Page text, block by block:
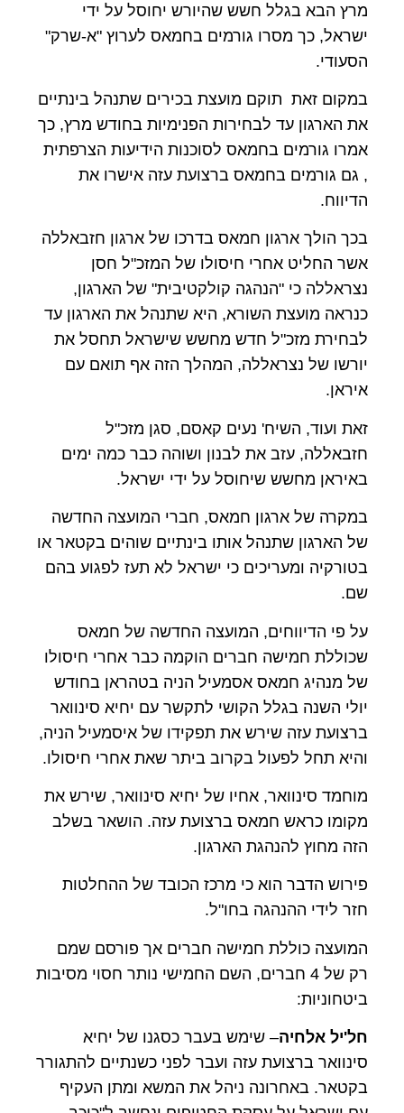
מרץ הבא בגלל חשש שהיורש יחוסל על ידי
ישראל, כך מסרו גורמים בחמאס לערוץ "א-שרק"
הסעודי.
במקום זאת תוקם מועצת בכירים שתנהל בינתיים
את הארגון עד לבחירות הפנימיות בחודש מרץ, כך
אמרו גורמים בחמאס לסוכנות הידיעות הצרפתית
, גם גורמים בחמאס ברצועת עזה אישרו את
הדיווח.
בכך הולך ארגון חמאס בדרכו של ארגון חזבאללה
אשר החליט אחרי חיסולו של המזכ"ל חסן
נצראללה כי "הנהגה קולקטיבית" של הארגון,
כנראה מועצת השורא, היא שתנהל את הארגון עד
לבחירת מזכ"ל חדש מחשש שישראל תחסל את
יורשו של נצראללה, המהלך הזה אף תואם עם
איראן.
זאת ועוד, השיח' נעים קאסם, סגן מזכ"ל
חזבאללה, עזב את לבנון ושוהה כבר כמה ימים
באיראן מחשש שיחוסל על ידי ישראל.
במקרה של ארגון חמאס, חברי המועצה החדשה
של הארגון שתנהל אותו בינתיים שוהים בקטאר או
בטורקיה ומעריכים כי ישראל לא תעז לפגוע בהם
שם.
על פי הדיווחים, המועצה החדשה של חמאס
שכוללת חמישה חברים הוקמה כבר אחרי חיסולו
של מנהיג חמאס אסמעיל הניה בטהראן בחודש
יולי השנה בגלל הקושי לתקשר עם יחיא סינוואר
ברצועת עזה שירש את תפקידו של איסמעיל הניה,
והיא תחל לפעול בקרוב ביתר שאת אחרי חיסולו.
מוחמד סינוואר, אחיו של יחיא סינוואר, שירש את
מקומו כראש חמאס ברצועת עזה. הושאר בשלב
הזה מחוץ להנהגת הארגון.
פירוש הדבר הוא כי מרכז הכובד של ההחלטות
חזר לידי ההנהגה בחו"ל.
המועצה כוללת חמישה חברים אך פורסם שמם
רק של 4 חברים, השם החמישי נותר חסוי מסיבות
ביטחוניות:
חל'יל אלחיה– שימש בעבר כסגנו של יחיא
סינוואר ברצועת עזה ועבר לפני כשנתיים להתגורר
בקטאר. באחרונה ניהל את המשא ומתן העקיף